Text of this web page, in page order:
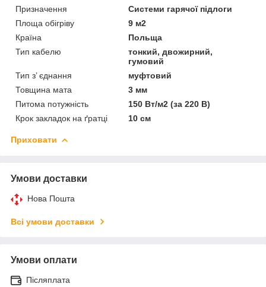
Призначення
Системи гарячої підлоги
Площа обігріву
9 м2
Країна
Польща
Тип кабелю
тонкий, двожирний,
гумовий
Тип з’ єднання
муфтовий
Товщина мата
3 мм
Питома потужність
150 Вт/м2 (за 220 В)
Крок закладок на ґратці
10 см
Приховати
Умови доставки
Нова Пошта
Всі умови доставки
Умови оплати
Післяплата